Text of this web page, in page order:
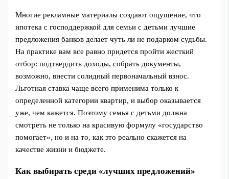
Многие рекламные материалы создают ощущение, что
ипотека с господдержкой для семьи с детьми лучшие
предложения банков делает чуть ли не подарком судьбы.
На практике вам все равно придется пройти жесткий
отбор: подтвердить доходы, собрать документы,
возможно, внести солидный первоначальный взнос.
Льготная ставка чаще всего применима только к
определенной категории квартир, и выбор оказывается
уже, чем кажется. Поэтому семья с детьми должна
смотреть не только на красивую формулу «государство
помогает», но и на то, как это реально скажется на
качестве жизни и бюджете.
Как выбирать среди «лучших предложений»